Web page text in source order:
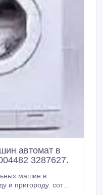
автомат в
3287627.
машин в
и пригороду. сот